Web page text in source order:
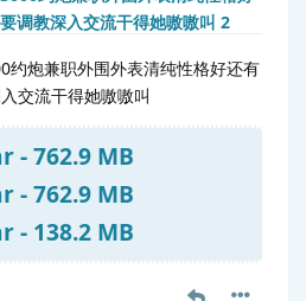
约炮兼职外围外表清纯性格好还有
交流干得她嗷嗷叫
- 762.9 MB
- 762.9 MB
- 138.2 MB